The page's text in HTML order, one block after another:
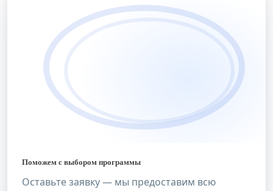
Поможем с выбором программы
Оставьте заявку — мы предоставим всю